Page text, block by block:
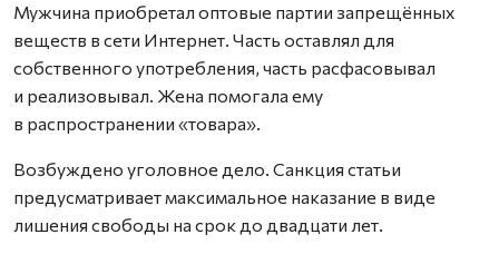
Мужчина приобретал оптовые партии запрещённых
веществ в сети Интернет. Часть оставлял для
собственного употребления, часть расфасовывал
и реализовывал. Жена помогала ему
в распространении «товара».
Возбуждено уголовное дело. Санкция статьи
предусматривает максимальное наказание в виде
лишения свободы на срок до двадцати лет.